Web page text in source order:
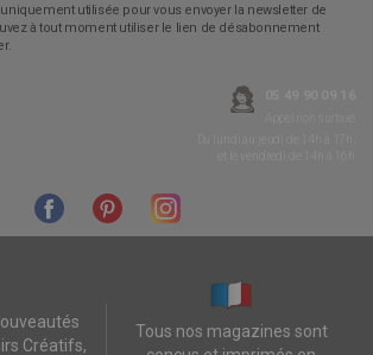
utilisée pour vous envoyer la newsletter de
à tout moment utiliser le lien de désabonnement
Créatifs,
Tous nos magazines sont